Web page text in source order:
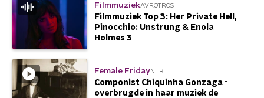
FilmmuziekAVROTROS
Filmmuziek Top 3: Her Private Hell,
Pinocchio: Unstrung & Enola
Holmes 3
Female FridayNTR
Componist Chiquinha Gonzaga -
overbrugde in haar muziek de